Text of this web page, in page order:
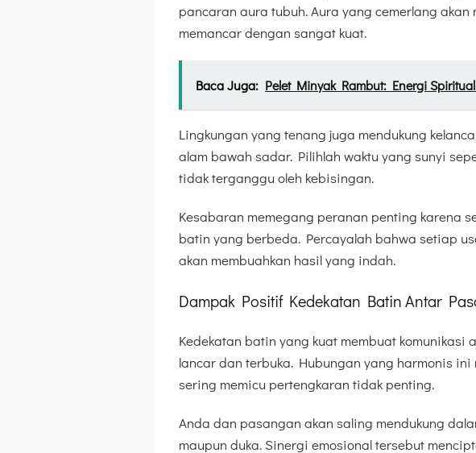
pancaran aura tubuh. Aura yang cemerlang
memancar dengan sangat kuat.
Baca Juga: Pelet Minyak Rambut: Energi
Lingkungan yang tenang juga mendukung
alam bawah sadar. Pilihlah waktu yang sunyi
tidak terganggu oleh kebisingan.
Kesabaran memegang peranan penting karena
batin yang berbeda. Percayalah bahwa setiap
akan membuahkan hasil yang indah.
Dampak Positif Kedekatan Batin Antar
Kedekatan batin yang kuat membuat
lancar dan terbuka. Hubungan yang harmonis
sering memicu pertengkaran tidak penting.
Anda dan pasangan akan saling mendukung
maupun duka. Sinergi emosional tersebut